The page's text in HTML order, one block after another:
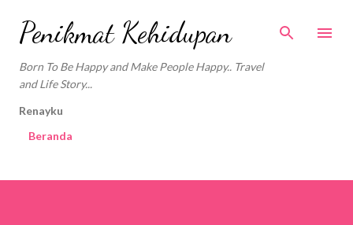
Langsung ke konten utama
Penikmat Kehidupan
Born To Be Happy and Make People Happy.. Travel
and Life Story...
Renayku
Beranda